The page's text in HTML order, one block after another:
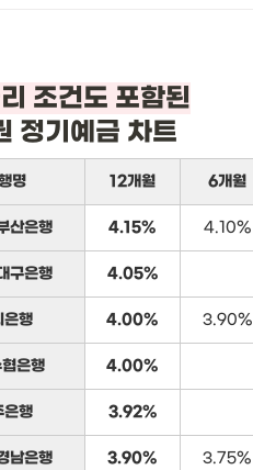
정기예금 차트
명 12개월 6개월
산은행 4.15% 4.10%
구은행 4.05%
은행 4.00% 3.90%
은행 4.00%
은행 3.92%
남은행 3.90% 3.75%